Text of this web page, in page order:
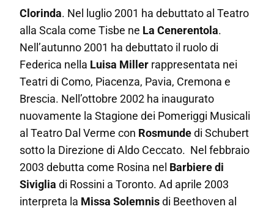
Clorinda. Nel luglio 2001 ha debuttato al Teatro
alla Scala come Tisbe ne La Cenerentola.
Nell’autunno 2001 ha debuttato il ruolo di
Federica nella Luisa Miller rappresentata nei
Teatri di Como, Piacenza, Pavia, Cremona e
Brescia. Nell’ottobre 2002 ha inaugurato
nuovamente la Stagione dei Pomeriggi Musicali
al Teatro Dal Verme con Rosmundedi Schubert
sotto la Direzione di Aldo Ceccato. Nel febbraio
2003 debutta come Rosina nel Barbiere di
Siviglia di Rossini a Toronto. Ad aprile 2003
interpreta la Missa Solemnisdi Beethoven al